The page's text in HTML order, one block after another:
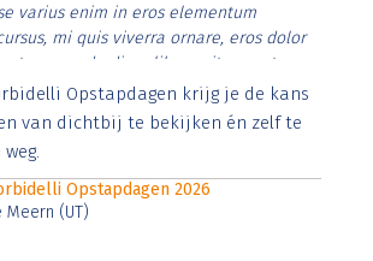
varius enim in eros elementum
mi quis viverra ornare, eros dolor
ut commodo diam libero vitae erat.
nibh et justo cursus id rutrum lorem
ut sem vitae risus tristique posuere.
Opstapdagen krijg je de kans
van dichtbij te bekijken én zelf te
Opstapdagen 2026
Meern (UT)